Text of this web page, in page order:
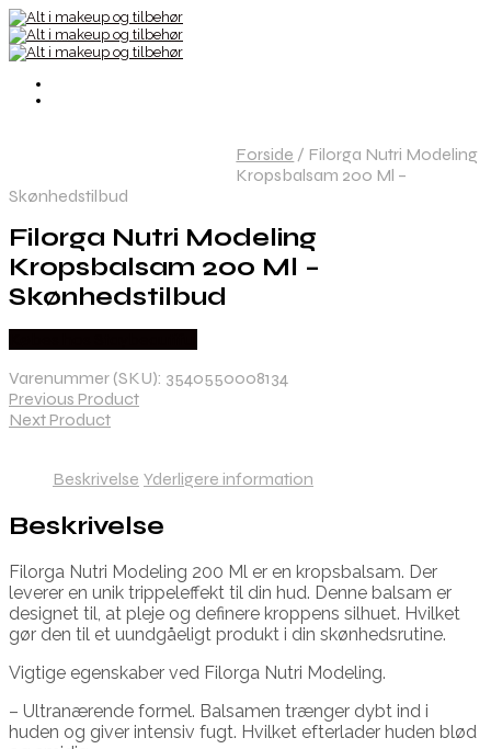
Forside / Filorga Nutri Modeling
Kropsbalsam 200 Ml –
Skønhedstilbud
Filorga Nutri Modeling
Kropsbalsam 200 Ml –
Skønhedstilbud
Varenummer (SKU): 3540550008134
Previous Product
Next Product
Beskrivelse Yderligere information
Beskrivelse
Filorga Nutri Modeling 200 Ml er en kropsbalsam. Der
leverer en unik trippeleffekt til din hud. Denne balsam er
designet til, at pleje og definere kroppens silhuet. Hvilket
gør den til et uundgåeligt produkt i din skønhedsrutine.
Vigtige egenskaber ved Filorga Nutri Modeling.
– Ultranærende formel. Balsamen trænger dybt ind i
huden og giver intensiv fugt. Hvilket efterlader huden blød